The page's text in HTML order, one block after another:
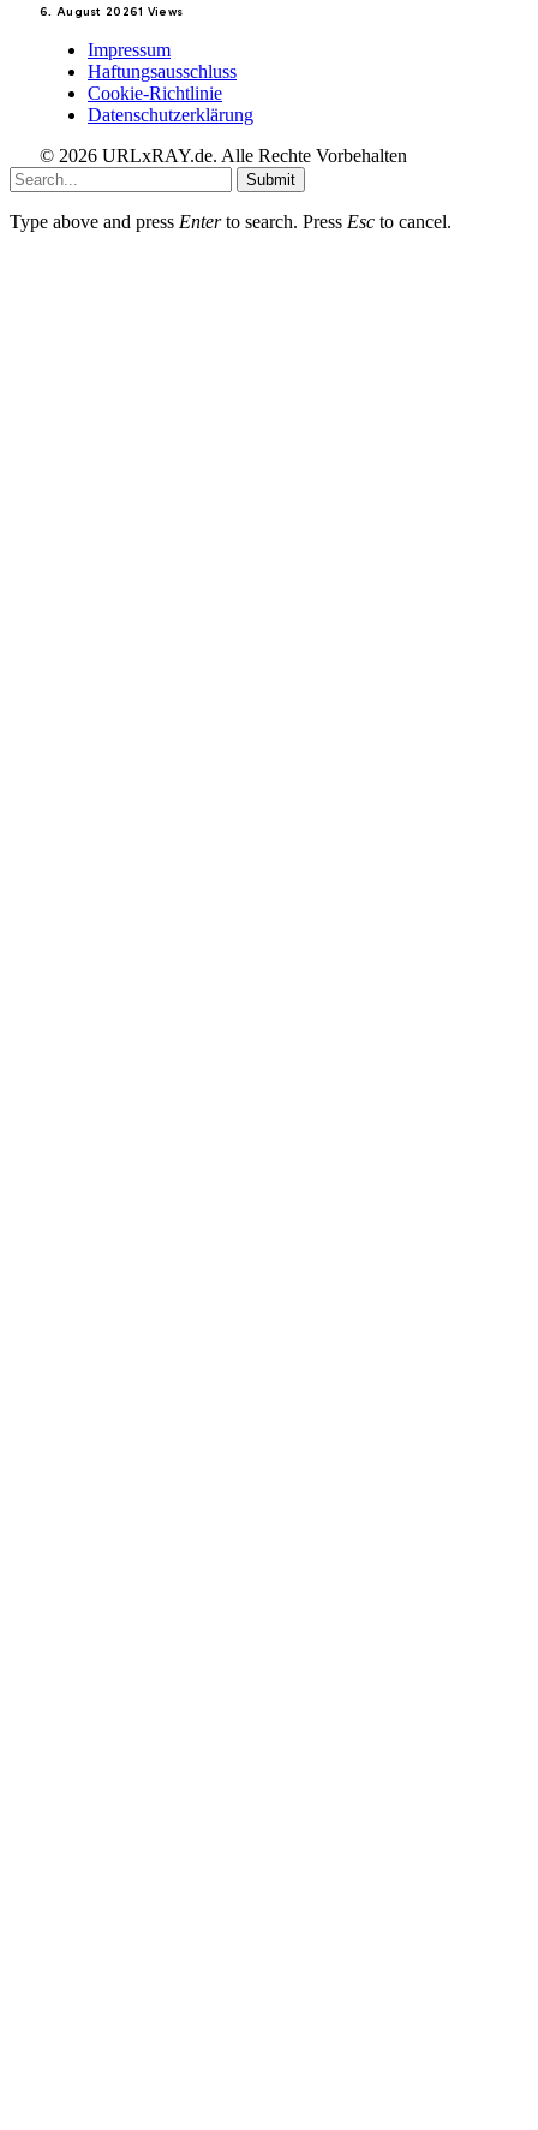
6. August 20261 Views
Impressum
Haftungsausschluss
Cookie-Richtlinie
Datenschutzerklärung
© 2026 URLxRAY.de. Alle Rechte Vorbehalten
Submit
Type above and press Enterto search. Press Esc to cancel.